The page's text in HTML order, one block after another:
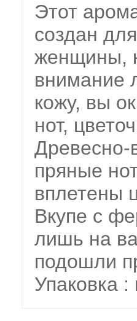
Этот
создан
женщины,
внимание
кожу, вы
нот,
Древесно-
пряные
вплетены
Вкупе с
лишь на
подошли
Упаковка :